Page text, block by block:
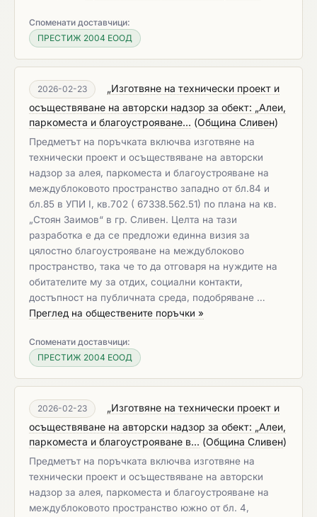
Споменати доставчици:
ПРЕСТИЖ 2004 ЕООД
2026-02-23
„Изготвяне на технически проект и
осъществяване на авторски надзор за обект: „Алеи,
паркоместа и благоустрояване... (Община Сливен)
Предметът на поръчката включва изготвяне на
технически проект и осъществяване на авторски
надзор за алея, паркоместа и благоустрояване на
междублоковото пространство западно от бл.84 и
бл.85 в УПИ I, кв.702 ( 67338.562.51) по плана на кв.
„Стоян Заимов“ в гр. Сливен. Целта на тази
разработка е да се предложи единна визия за
цялостно благоустрояване на междублоково
пространство, така че то да отговаря на нуждите на
обитателите му за отдих, социални контакти,
достъпност на публичната среда, подобряване …
Преглед на обществените поръчки »
Споменати доставчици:
ПРЕСТИЖ 2004 ЕООД
2026-02-23
„Изготвяне на технически проект и
осъществяване на авторски надзор за обект: „Алеи,
паркоместа и благоустрояване в... (Община Сливен)
Предметът на поръчката включва изготвяне на
технически проект и осъществяване на авторски
надзор за алея, паркоместа и благоустрояване на
междублоковото пространство южно от бл. 4,